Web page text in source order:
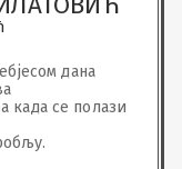
дана
када се полази